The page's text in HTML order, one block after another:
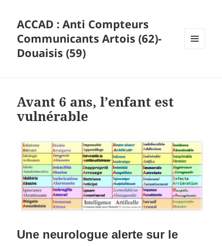
ACCAD : Anti Compteurs
Communicants Artois (62)-
Douaisis (59)
Avant 6 ans, l’enfant est
vulnérable
Une neurologue alerte sur le